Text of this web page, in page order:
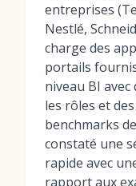
entreprises
Nestlé,
charge des
portails
niveau BI
les rôles et
benchmarks
constaté une
rapide avec
rapport aux